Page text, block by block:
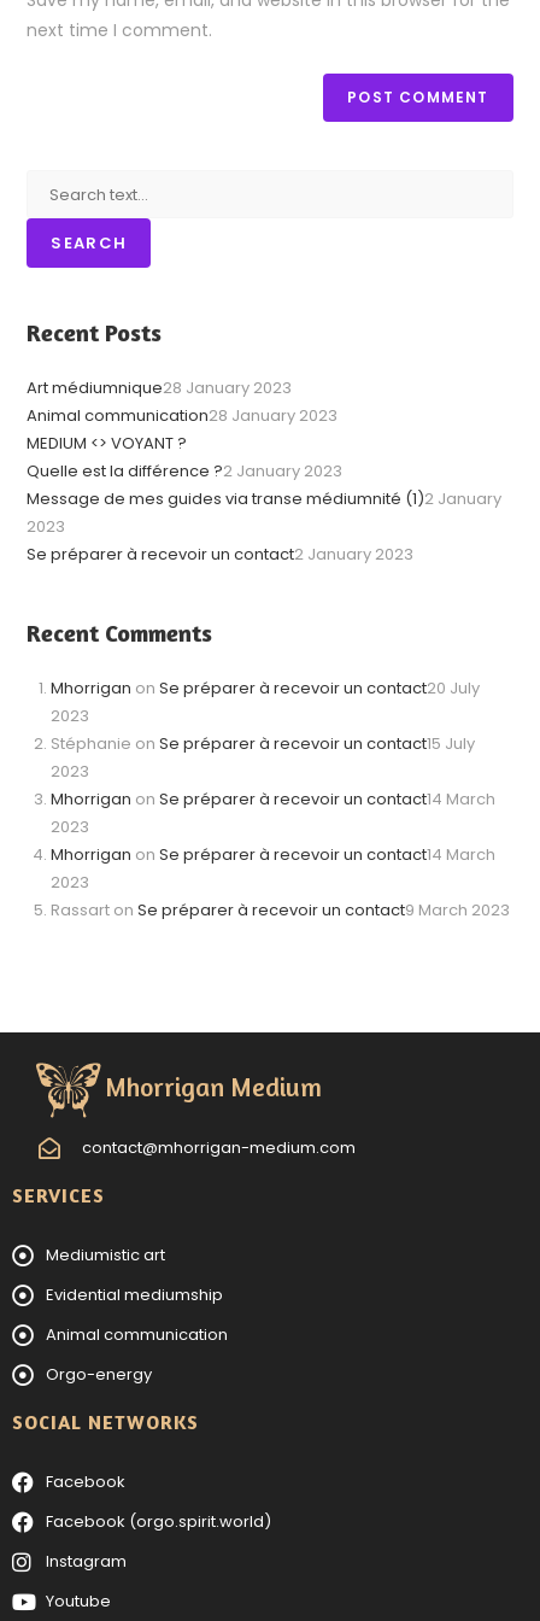
next time I comment.
n
SEARCH
Recent Posts
Art médiumnique28 January 2023
Animal communication28 January 2023
MEDIUM <> VOYANT ?
Quelle est la différence ?2 January 2023
Message de mes guides via transe médiumnité (1)2 January
2023
Se préparer à recevoir un contact2 January 2023
Recent Comments
Mhorrigan onSe préparer à recevoir un contact20 July
2023
Stéphanie onSe préparer à recevoir un contact15 July
2023
Mhorrigan onSe préparer à recevoir un contact14 March
2023
Mhorrigan onSe préparer à recevoir un contact14 March
2023
Rassart onSe préparer à recevoir un contact9 March 2023
Mhorrigan Medium
contact@mhorrigan-medium.com
SERVICES
Mediumistic art
Evidential mediumship
Animal communication
Orgo-energy
SOCIAL NETWORKS
Facebook
Facebook (orgo.spirit.world)
Instagram
Youtube